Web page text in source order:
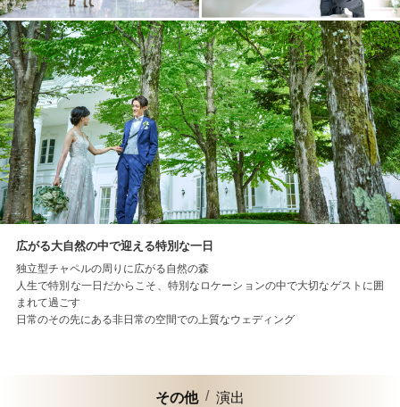
広がる大自然の中で迎える特別な一日
独立型チャペルの周りに広がる自然の森
人生で特別な一日だからこそ、特別なロケーションの中で大切なゲストに囲
まれて過ごす
日常のその先にある非日常の空間での上質なウェディング
その他 演出